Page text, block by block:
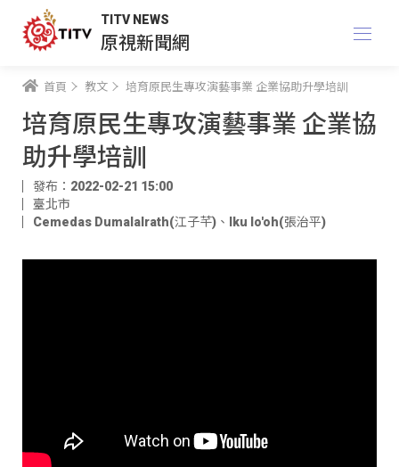
TITV NEWS
原視新聞網
首頁 教文 培育原民生專攻演藝事業 企業協助升學培訓
培育原民生專攻演藝事業 企業協
助升學培訓
發布：2022-02-21 15:00
臺北市
Cemedas Dumalalrath(江子芊) 、 Iku lo'oh(張治平)